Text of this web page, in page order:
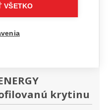
krytinu
VŠETKO